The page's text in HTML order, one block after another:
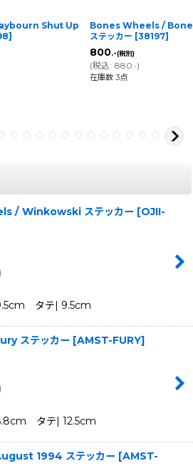
Retirement
Bones Wheels /
ッカー [38200]
800.-(税別)
(税込: 880 .-)
在庫数 3点
/ Winkowski ステッカー [OJII-
タテ| 9.5cm
ステッカー [AMST-FURY]
タテ| 12.5cm
1994 ステッカー [AMST-